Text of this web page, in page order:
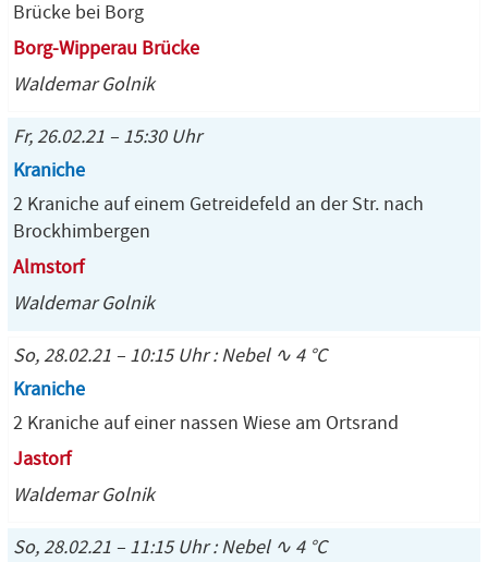
Brücke bei Borg
Borg-Wipperau Brücke
Waldemar Golnik
Fr, 26.02.21 – 15:30 Uhr
Kraniche
2 Kraniche auf einem Getreidefeld an der Str. nach
Brockhimbergen
Almstorf
Waldemar Golnik
So, 28.02.21 – 10:15 Uhr : Nebel ∿ 4 °C
Kraniche
2 Kraniche auf einer nassen Wiese am Ortsrand
Jastorf
Waldemar Golnik
So, 28.02.21 – 11:15 Uhr : Nebel ∿ 4 °C